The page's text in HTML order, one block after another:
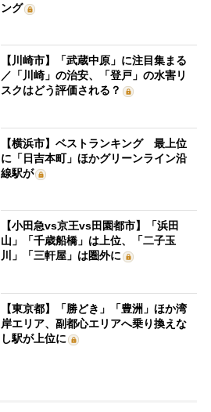
ング
【川崎市】「武蔵中原」に注目集まる
／「川崎」の治安、「登戸」の水害リ
スクはどう評価される？
【横浜市】ベストランキング 最上位
に「日吉本町」ほかグリーンライン沿
線駅が
【小田急vs京王vs田園都市】「浜田
山」「千歳船橋」は上位、「二子玉
川」「三軒屋」は圏外に
【東京都】「勝どき」「豊洲」ほか湾
岸エリア、副都心エリアへ乗り換えな
し駅が上位に